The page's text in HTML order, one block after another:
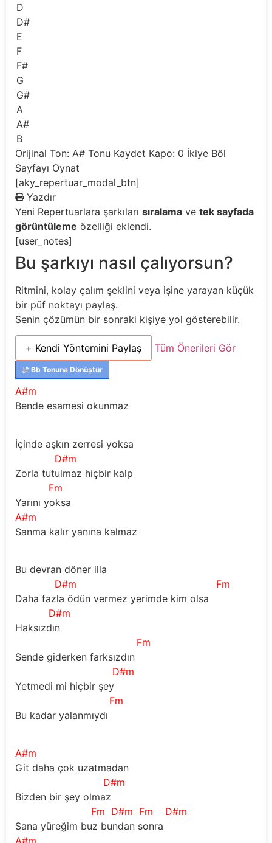
D
D#
E
F
F#
G
G#
A
A#
B
Orijinal Ton: A# Tonu Kaydet Kapo: 0 İkiye Böl
Sayfayı Oynat
[aky_repertuar_modal_btn]
Yazdır
Yeni Repertuarlara şarkıları sıralama ve tek sayfada
görüntüleme özelliği eklendi.
[user_notes]
Bu şarkıyı nasıl çalıyorsun?
Ritmini, kolay çalım şeklini veya işine yarayan küçük
bir püf noktayı paylaş.
Senin çözümün bir sonraki kişiye yol gösterebilir.
+ Kendi Yöntemini Paylaş Tüm Önerileri Gör
Bb Tonuna Dönüştür
A#m
Bende esamesi okunmaz
İçinde aşkın zerresi yoksa
D#m
Zorla tutulmaz hiçbir kalp
Fm
Yarını yoksa
A#m
Sanma kalır yanına kalmaz
Bu devran döner illa
D#m
Fm
Daha fazla ödün vermez yerimde kim olsa
D#m
Haksızdın
Fm
Sende giderken farksızdın
D#m
Yetmedi mi hiçbir şey
Fm
Bu kadar yalanmıydı
A#m
Git daha çok uzatmadan
D#m
Bizden bir şey olmaz
Fm D#m Fm
D#m
Sana yüreğim buz bundan sonra